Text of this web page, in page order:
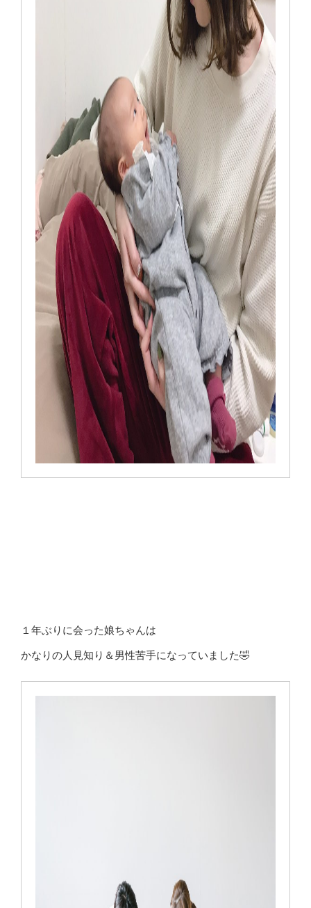
１年ぶりに会った娘ちゃんは
かなりの人見知り＆男性苦手になっていました🤣